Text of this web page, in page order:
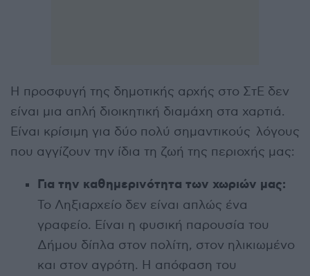
Η προσφυγή της δημοτικής αρχής στο ΣτΕ δεν
είναι μια απλή διοικητική διαμάχη στα χαρτιά.
Είναι κρίσιμη για δύο πολύ σημαντικούς λόγους
που αγγίζουν την ίδια τη ζωή της περιοχής μας:
Για την καθημερινότητα των χωριών μας:
Το Ληξιαρχείο δεν είναι απλώς ένα
γραφείο. Είναι η φυσική παρουσία του
Δήμου δίπλα στον πολίτη, στον ηλικιωμένο
και στον αγρότη. Η απόφαση του